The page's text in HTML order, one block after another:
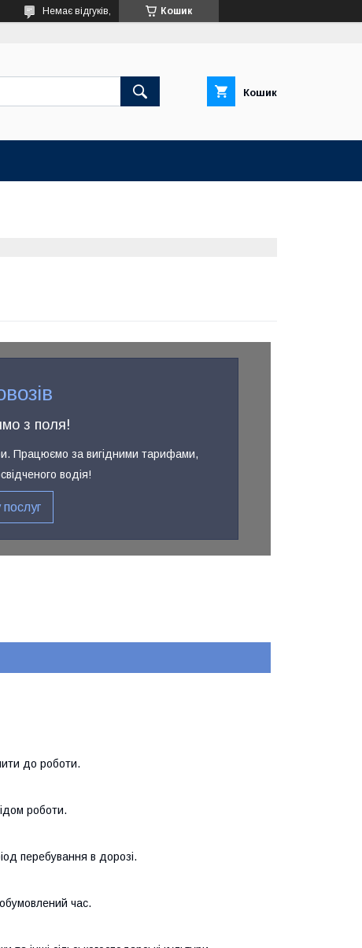
Кошик
Немає відгуків,
Кошик
з поля!
Працюємо за вигідними тарифами,
водія!
до роботи.
роботи.
перебування в дорозі.
час.